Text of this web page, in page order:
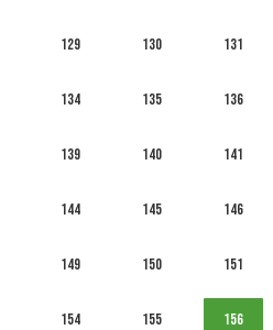
129 130 131
134 135 136
139 140 141
144 145 146
149 150 151
154 155 156